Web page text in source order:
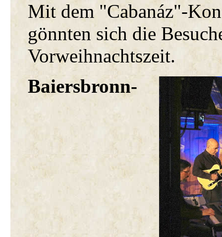
Mit dem "Cabanáz"-
gönnten sich die
Vorweihnachtszeit.
Baiersbronn-